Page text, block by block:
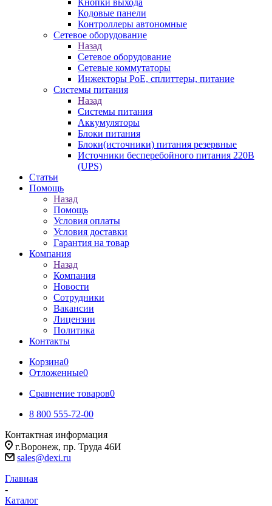
Кнопки выхода
Кодовые панели
Контроллеры автономные
Сетевое оборудование
Назад
Сетевое оборудование
Сетевые коммутаторы
Инжекторы РоЕ, сплиттеры, питание
Системы питания
Назад
Системы питания
Аккумуляторы
Блоки питания
Блоки(источники) питания резервные
Источники бесперебойного питания 220В
(UPS)
Статьи
Помощь
Назад
Помощь
Условия оплаты
Условия доставки
Гарантия на товар
Компания
Назад
Компания
Новости
Сотрудники
Вакансии
Лицензии
Политика
Контакты
Корзина0
Отложенные0
Сравнение товаров0
8 800 555-72-00
Контактная информация
г.Воронеж, пр. Труда 46И
sales@dexi.ru
Главная
-
Каталог